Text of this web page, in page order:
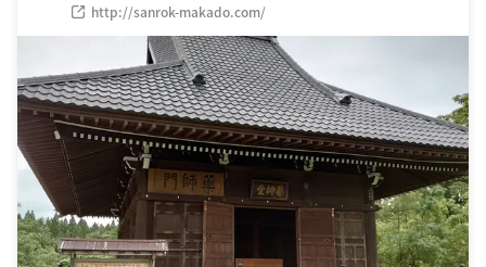
http://sanrok-makado.com/